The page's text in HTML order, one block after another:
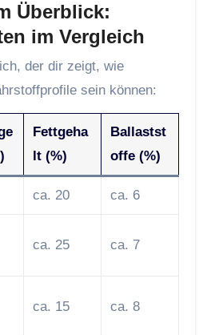
Überblick:
im Vergleich
der dir zeigt, wie
sein können:
Fettgeha
lt (%)
Ballastst
offe (%)
ca. 20 ca. 6
ca. 25 ca. 7
ca. 15 ca. 8